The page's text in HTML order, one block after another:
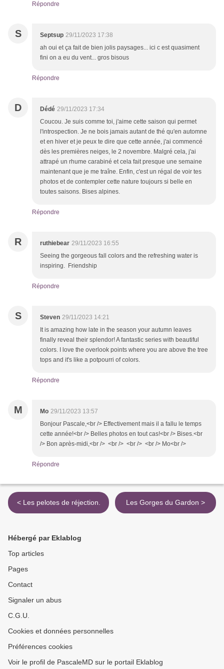
Répondre
S Septsup 29/11/2023 17:38
ah oui et ça fait de bien jolis paysages... ici c est quasiment
fini on a eu du vent... gros bisous
Répondre
D Dédé 29/11/2023 17:34
Coucou. Je suis comme toi, j'aime cette saison qui permet
l'introspection. Je ne bois jamais autant de thé qu'en automne
et en hiver et je peux te dire que cette année, j'ai commencé
dès les premières neiges, le 2 novembre. Malgré cela, j'ai
attrapé un rhume carabiné et cela fait presque une semaine
maintenant que je me traîne. Enfin, c'est un régal de voir tes
photos et de contempler cette nature toujours si belle en
toutes saisons. Bises alpines.
Répondre
R ruthiebear 29/11/2023 16:55
Seeing the gorgeous fall colors and the refreshing water is
inspiring. Friendship
Répondre
S Steven 29/11/2023 14:21
It is amazing how late in the season your autumn leaves
finally reveal their splendor! A fantastic series with beautiful
colors. I love the overlook points where you are above the tree
tops and it's like a potpourri of colors.
Répondre
M Mo 29/11/2023 13:57
Bonjour Pascale,<br /> Effectivement mais il a fallu le temps
cette année!<br /> Belles photos en tout cas!<br /> Bises.<br
/> Bon après-midi,<br /> <br /> <br /> <br /> Mo<br />
Répondre
< Les pelotes de réjection. Les Gorges du Gardon >
Hébergé par Eklablog
Top articles
Pages
Contact
Signaler un abus
C.G.U.
Cookies et données personnelles
Préférences cookies
Voir le profil de PascaleMD sur le portail Eklablog